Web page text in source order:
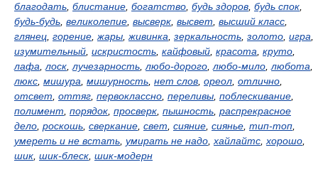
благодать блистание богатство будь здоров будь спок
будь-будь великолепие высверк высвет высший класс
глянец горение жары живинка зеркальность золото игра
изумительный искристость кайфовый красота круто
лафа лоск лучезарность любо-дорого любо-мило любота
люкс мишура мишурность нет слов ореол отлично
отсвет оттяг первоклассно переливы поблескивание
полимент порядок просверк пышность распрекрасное
дело роскошь сверкание свет сияние сиянье тип-топ
умереть и не встать умирать не надо хайлайтс хорошо
шик шик-блеск шик-модерн